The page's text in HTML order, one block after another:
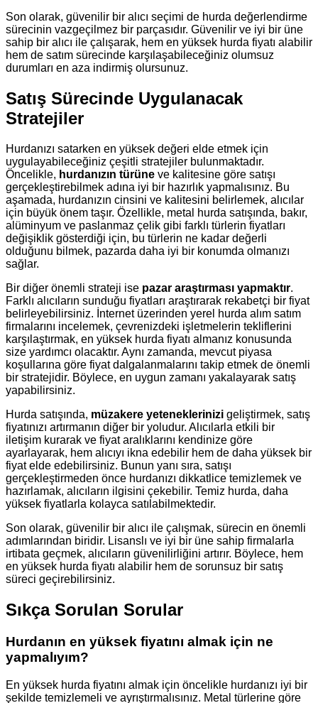
Son olarak, güvenilir bir alıcı seçimi de hurda değerlendirme
sürecinin vazgeçilmez bir parçasıdır. Güvenilir ve iyi bir üne
sahip bir alıcı ile çalışarak, hem en yüksek hurda fiyatı alabilir
hem de satım sürecinde karşılaşabileceğiniz olumsuz
durumları en aza indirmiş olursunuz.
Satış Sürecinde Uygulanacak
Stratejiler
Hurdanızı satarken en yüksek değeri elde etmek için
uygulayabileceğiniz çeşitli stratejiler bulunmaktadır.
Öncelikle, hurdanızın türüne ve kalitesine göre satışı
gerçekleştirebilmek adına iyi bir hazırlık yapmalısınız. Bu
aşamada, hurdanızın cinsini ve kalitesini belirlemek, alıcılar
için büyük önem taşır. Özellikle, metal hurda satışında, bakır,
alüminyum ve paslanmaz çelik gibi farklı türlerin fiyatları
değişiklik gösterdiği için, bu türlerin ne kadar değerli
olduğunu bilmek, pazarda daha iyi bir konumda olmanızı
sağlar.
Bir diğer önemli strateji ise pazar araştırması yapmaktır.
Farklı alıcıların sunduğu fiyatları araştırarak rekabetçi bir fiyat
belirleyebilirsiniz. İnternet üzerinden yerel hurda alım satım
firmalarını incelemek, çevrenizdeki işletmelerin tekliflerini
karşılaştırmak, en yüksek hurda fiyatı almanız konusunda
size yardımcı olacaktır. Aynı zamanda, mevcut piyasa
koşullarına göre fiyat dalgalanmalarını takip etmek de önemli
bir stratejidir. Böylece, en uygun zamanı yakalayarak satış
yapabilirsiniz.
Hurda satışında, müzakere yeteneklerinizi geliştirmek, satış
fiyatınızı artırmanın diğer bir yoludur. Alıcılarla etkili bir
iletişim kurarak ve fiyat aralıklarını kendinize göre
ayarlayarak, hem alıcıyı ikna edebilir hem de daha yüksek bir
fiyat elde edebilirsiniz. Bunun yanı sıra, satışı
gerçekleştirmeden önce hurdanızı dikkatlice temizlemek ve
hazırlamak, alıcıların ilgisini çekebilir. Temiz hurda, daha
yüksek fiyatlarla kolayca satılabilmektedir.
Son olarak, güvenilir bir alıcı ile çalışmak, sürecin en önemli
adımlarından biridir. Lisanslı ve iyi bir üne sahip firmalarla
irtibata geçmek, alıcıların güvenilirliğini artırır. Böylece, hem
en yüksek hurda fiyatı alabilir hem de sorunsuz bir satış
süreci geçirebilirsiniz.
Sıkça Sorulan Sorular
Hurdanın en yüksek fiyatını almak için ne
yapmalıyım?
En yüksek hurda fiyatını almak için öncelikle hurdanızı iyi bir
şekilde temizlemeli ve ayrıştırmalısınız. Metal türlerine göre